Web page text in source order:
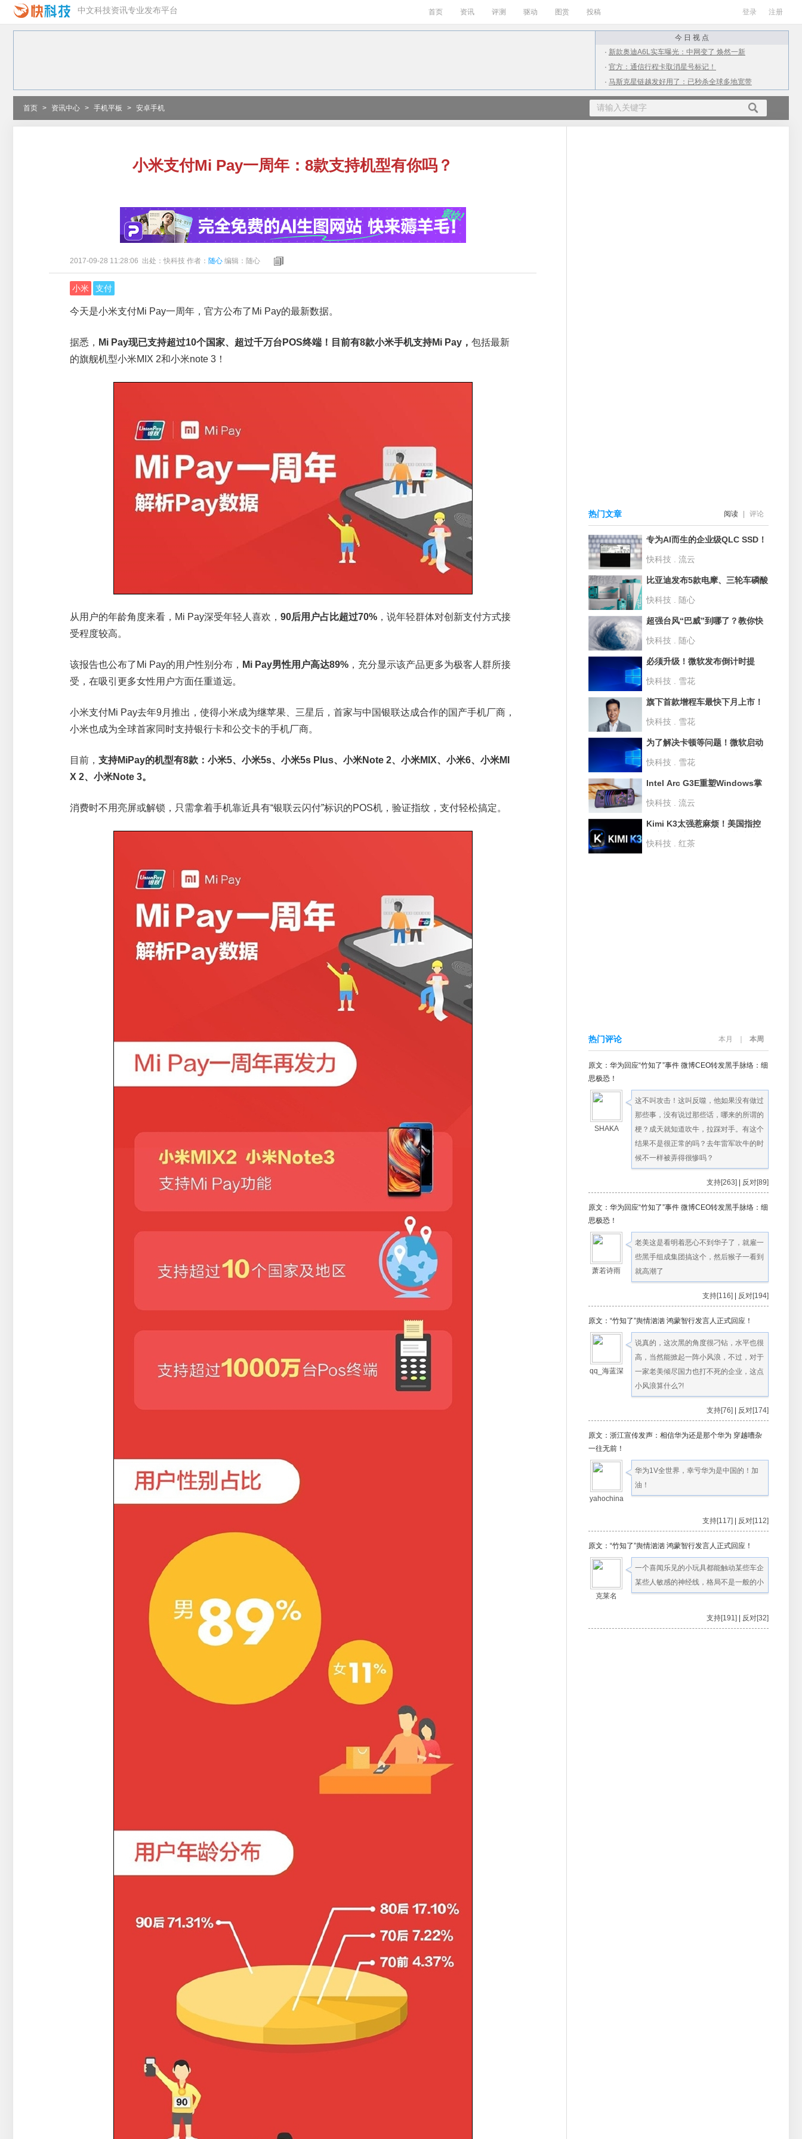
中文科技资讯专业发布平台 首页 资讯 评测 驱动 图赏 投稿 登录 注册
今 日 视 点
· 新款奥迪A6L实车曝光：中网变了 焕然一新
· 官方：通信行程卡取消星号标记！
· 马斯克星链越发好用了：已秒杀全球多地宽带
·ARM X3/A715/A510 CPU发布：最大12核
·从4千到2万！上半年值得购买的10款游戏本
·广电放号第二天：网友实测iPhone信号满格
首页 > 资讯中心 > 手机平板 > 安卓手机
小米支付Mi Pay一周年：8款支持机型有你吗？
2017-09-28 11:28:06 出处：快科技 作者： 随心 编辑：随心
小米 支付
今天是小米支付Mi Pay一周年，官方公布了Mi Pay的最新数据。
据悉， Mi Pay现已支持超过10个国家、超过千万台POS终端！目前有8款小米手机支持Mi Pay， 包括最新
的旗舰机型小米MIX 2和小米note 3！
从用户的年龄角度来看，Mi Pay深受年轻人喜欢， 90后用户占比超过70% ，说年轻群体对创新支付方式接
受程度较高。
该报告也公布了Mi Pay的用户性别分布， Mi Pay男性用户高达89% ，充分显示该产品更多为极客人群所接
受，在吸引更多女性用户方面任重道远。
小米支付Mi Pay去年9月推出，使得小米成为继苹果、三星后，首家与中国银联达成合作的国产手机厂商，
小米也成为全球首家同时支持银行卡和公交卡的手机厂商。
目前， 支持MiPay的机型有8款：小米5、小米5s、小米5s Plus、小米Note 2、小米MIX、小米6、小米MI
X 2、小米Note 3。
消费时不用亮屏或解锁，只需拿着手机靠近具有“银联云闪付”标识的POS机，验证指纹，支付轻松搞定。
热门文章 阅读 评论
专为AI而生的企业级QLC SSD！
超过1PB的写入测试
快科技 . 流云
比亚迪发布5款电摩、三轮车磷酸
10年
快科技 . 随心
超强台风“巴威”到哪了？教你快
快科技 . 随心
必须升级！微软发布倒计时提
将停止支持
快科技 . 雪花
旗下首款增程车最快下月上市！
快科技 . 雪花
为了解决卡顿等问题！微软启动
30年老旧代码
快科技 . 雪花
Intel Arc G3E重塑Windows掌
度评测：性能狂甩AMD 42% 续
航2倍于任天堂Switch
快科技 . 流云
Kimi K3太强惹麻烦！美国指控
快科技 . 红茶
热门评论 本月 本周
原文：华为回应“竹知了”事件 微博CEO转发黑手脉络：细
思极恐！
SHAKA
这不叫攻击！这叫反噬，他如果没有做过
那些事，没有说过那些话，哪来的所谓的
梗？成天就知道吹牛，拉踩对手。有这个
结果不是很正常的吗？去年雷军吹牛的时
候不一样被弄得很惨吗？
支持[263] 反对[89]
原文：华为回应“竹知了”事件 微博CEO转发黑手脉络：细
思极恐！
萧若诗雨
老美这是看明着恶心不到华子了，就雇一
些黑手组成集团搞这个，然后猴子一看到
就高潮了
支持[116] 反对[194]
原文：“竹知了”舆情汹汹 鸿蒙智行发言人正式回应！
qq_海蓝深
说真的，这次黑的角度很刁钻，水平也很
高，当然能掀起一阵小风浪，不过，对于
一家老美倾尽国力也打不死的企业，这点
小风浪算什么?!
支持[76] 反对[174]
原文：浙江宣传发声：相信华为还是那个华为 穿越嘈杂
一往无前！
yahochina
华为1V全世界，幸亏华为是中国的！加
油！
支持[117] 反对[112]
原文：“竹知了”舆情汹汹 鸿蒙智行发言人正式回应！
克莱名
一个喜闻乐见的小玩具都能触动某些车企
某些人敏感的神经线，格局不是一般的小
支持[191] 反对[32]